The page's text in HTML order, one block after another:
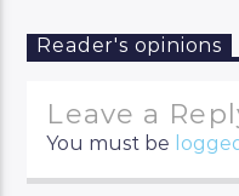
Reader's opinions
Leave a
You must be